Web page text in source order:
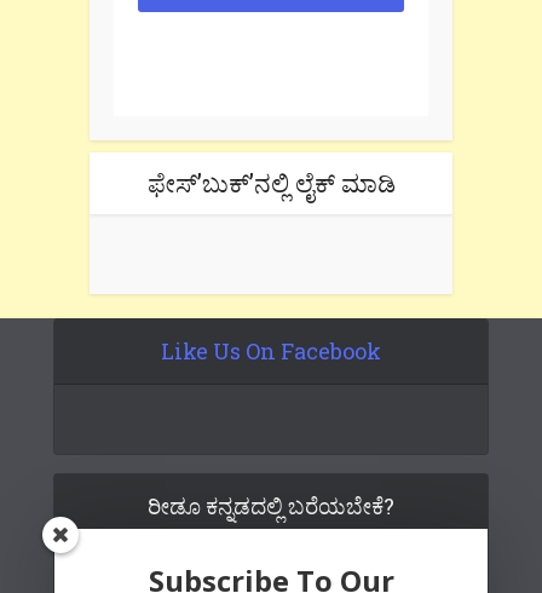
ಫೇಸ್’ಬುಕ್’ನಲ್ಲಿ ಲೈಕ್ ಮಾಡಿ
Like Us On Facebook
ರೀಡೂ ಕನ್ನಡದಲ್ಲಿ ಬರೆಯಬೇಕೆ?
Subscribe To Our